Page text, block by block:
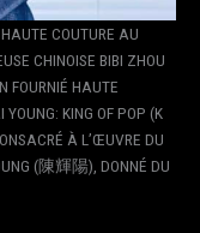
COUTURE AU
CHINOISE BIBI ZHOU
FOURNIÉ HAUTE
YOUNG: KING OF POP (K
À L’ŒUVRE DU
(陳輝陽), DONNÉ DU